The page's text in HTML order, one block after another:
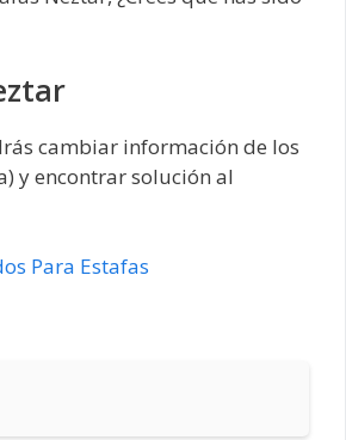
cambiar información de los
y encontrar solución al
Para Estafas